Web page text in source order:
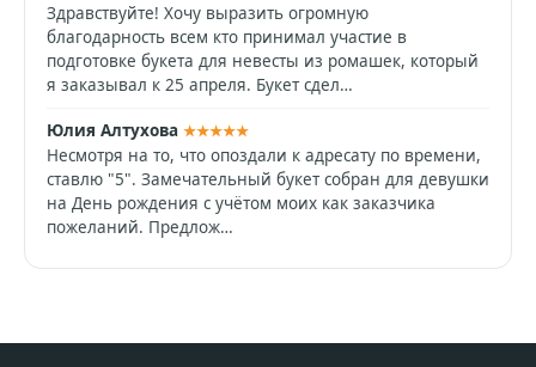
Здравствуйте! Хочу выразить огромную
благодарность всем кто принимал участие в
подготовке букета для невесты из ромашек, который
я заказывал к 25 апреля. Букет сдел…
Юлия Алтухова ★★★★★
Несмотря на то, что опоздали к адресату по времени,
ставлю "5". Замечательный букет собран для девушки
на День рождения с учётом моих как заказчика
пожеланий. Предлож…